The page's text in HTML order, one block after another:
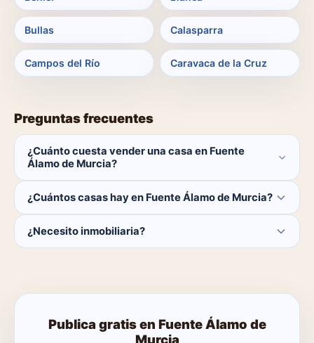
Bullas Calasparra
Campos del Río Caravaca de la Cruz
Preguntas frecuentes
¿Cuánto cuesta vender una casa en Fuente
Álamo de Murcia?
cierra la venta. Precio medio de casas en Fuente Álamo
de Murcia: 279.900 €.
¿Cuántos casas hay en Fuente Álamo de Murcia?
de Murcia. El catálogo se actualiza a diario.
¿Necesito inmobiliaria?
Publica gratis en Fuente Álamo de
Murcia